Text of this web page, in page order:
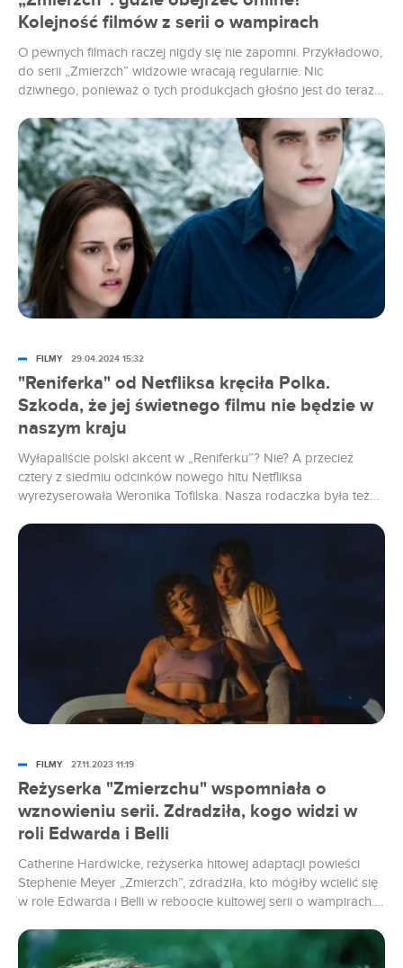
Kolejność filmów z serii o wampirach
O pewnych filmach raczej nigdy się nie zapomni. Przykładowo,
do serii „Zmierzch” widzowie wracają regularnie. Nic
dziwnego, ponieważ o tych produkcjach głośno jest do teraz.
nawiązania, ale to oznacza, że historia pozbawionych emocji
wampirów utkwiła w umysłach fanów już na stałe.
Sprawdzamy, gdzie obejrzeć wszystkie filmy z serii „Zmierzch”
online i w jakiej kolejności. Przedstawiamy również pełną listę
serwisów VOD.
"Reniferka" od Netfliksa kręciła Polka.
Szkoda, że jej świetnego filmu nie będzie w
naszym kraju
Wyłapaliście polski akcent w „Reniferku”? Nie? A przecież
cztery z siedmiu odcinków nowego hitu Netfliksa
wyreżyserowała Weronika Tofilska. Nasza rodaczka była też
czas temu gościł w kinach. Z tym że nie u nas. Chociaż zebrał
świetne recenzje, do teraz nie upomniał się o niego żaden
FILMY 29.04.2024 15:32
Reżyserka "Zmierzchu" wspomniała o
wznowieniu serii. Zdradziła, kogo widzi w
roli Edwarda i Belli
Catherine Hardwicke, reżyserka hitowej adaptacji powieści
Stephenie Meyer „Zmierzch”, zdradziła, kto mógłby wcielić się
w role Edwarda i Belli w reboocie kultowej serii o wampirach.
branży filmowej.
FILMY 27.11.2023 11:19